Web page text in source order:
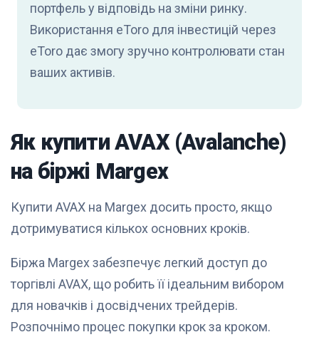
портфель у відповідь на зміни ринку.
Використання eToro для інвестицій через
eToro дає змогу зручно контролювати стан
ваших активів.
Як купити AVAX (Avalanche)
на біржі Margex
Купити AVAX на Margex досить просто, якщо
дотримуватися кількох основних кроків.
Біржа Margex забезпечує легкий доступ до
торгівлі AVAX, що робить її ідеальним вибором
для новачків і досвідчених трейдерів.
Розпочнімо процес покупки крок за кроком.